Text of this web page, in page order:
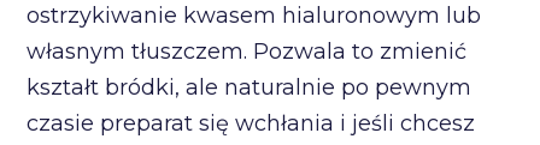
ostrzykiwanie kwasem hialuronowym lub
własnym tłuszczem. Pozwala to zmienić
kształt bródki, ale naturalnie po pewnym
czasie preparat się wchłania i jeśli chcesz